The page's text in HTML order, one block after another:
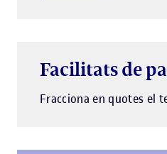
Facilitats de
Fracciona en quotes el